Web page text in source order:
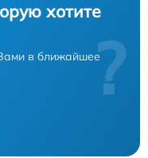
хотите
в ближайшее?